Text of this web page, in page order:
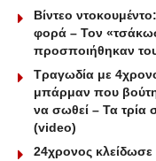
Βίντεο
φορά – Τον
προσποιήθηκαν
Τραγωδία με
μπάρμαν που
να σωθεί – Τα τρία
(video)
24χρονος